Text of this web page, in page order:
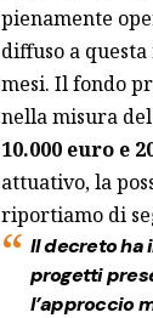
pienamente
diffuso a
mesi. Ilfondo
nella misura
10.000 euro e
attuativo, la
riportiamo di
Il decreto ha
progetti
l’approccio